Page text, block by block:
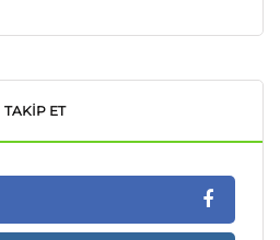
TAKIP ET